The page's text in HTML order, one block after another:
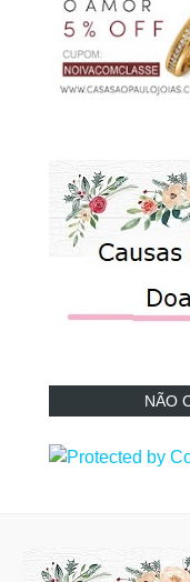
NÃO